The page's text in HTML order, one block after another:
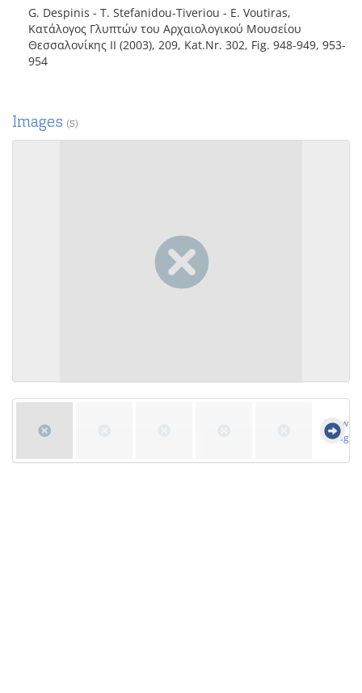
G. Despinis - T. Stefanidou-Tiveriou - E. Voutiras,
Κατάλογος Γλυπτών του Αρχαιολογικού Μουσείου
Θεσσαλονίκης II (2003), 209, Kat.Nr. 302, Fig. 948-949, 953-
954
Images (5)
Show all
images